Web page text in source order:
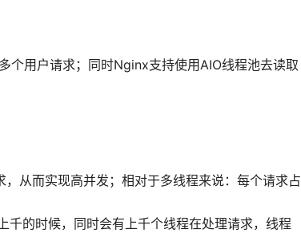
用户请求；同时Nginx支持使用AIO线程池去读取
从而实现高并发；相对于多线程来说：每个请求占
的时候，同时会有上千个线程在处理请求，线程